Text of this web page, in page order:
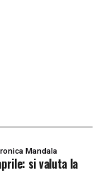
Mandala
si valuta la